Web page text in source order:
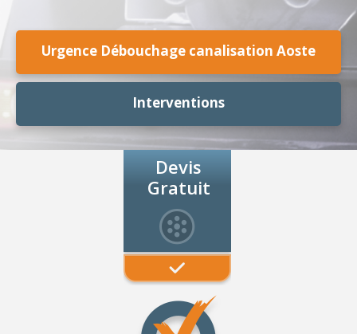
Urgence Débouchage canalisation Aoste
Interventions
Devis
Gratuit